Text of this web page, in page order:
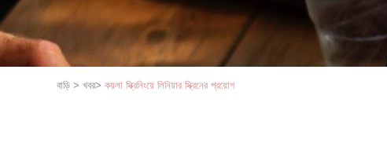
বাড়ি > খবর> কয়লা স্ক্রিনিংয়ে লিনিয়ার স্ক্রিনের প্রয়োগ